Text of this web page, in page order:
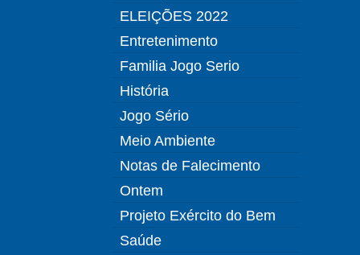
ELEIÇÕES 2022
Entretenimento
Familia Jogo Serio
História
Jogo Sério
Meio Ambiente
Notas de Falecimento
Ontem
Projeto Exército do Bem
Saúde